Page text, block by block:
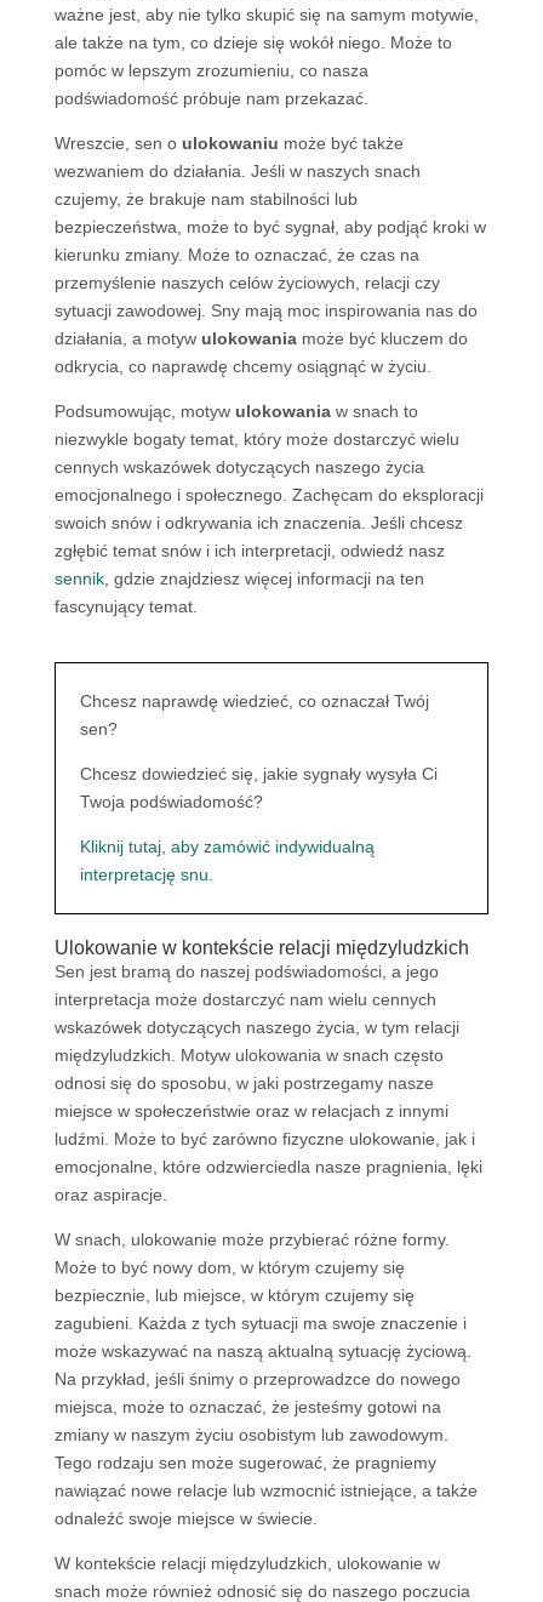
ważne jest, aby nie tylko skupić się na samym motywie,
ale także na tym, co dzieje się wokół niego. Może to
pomóc w lepszym zrozumieniu, co nasza
podświadomość próbuje nam przekazać.
Wreszcie, sen o ulokowaniu może być także
wezwaniem do działania. Jeśli w naszych snach
czujemy, że brakuje nam stabilności lub
bezpieczeństwa, może to być sygnał, aby podjąć kroki w
kierunku zmiany. Może to oznaczać, że czas na
przemyślenie naszych celów życiowych, relacji czy
sytuacji zawodowej. Sny mają moc inspirowania nas do
działania, a motyw ulokowaniamoże być kluczem do
odkrycia, co naprawdę chcemy osiągnąć w życiu.
Podsumowując, motyw ulokowaniaw snach to
niezwykle bogaty temat, który może dostarczyć wielu
cennych wskazówek dotyczących naszego życia
emocjonalnego i społecznego. Zachęcam do eksploracji
swoich snów i odkrywania ich znaczenia. Jeśli chcesz
zgłębić temat snów i ich interpretacji, odwiedź nasz
sennik, gdzie znajdziesz więcej informacji na ten
fascynujący temat.
Chcesz naprawdę wiedzieć, co oznaczał Twój
sen?
Chcesz dowiedzieć się, jakie sygnały wysyła Ci
Twoja podświadomość?
Kliknij tutaj, aby zamówić indywidualną
interpretację snu.
Ulokowanie w kontekście relacji międzyludzkich
Sen jest bramą do naszej podświadomości, a jego
interpretacja może dostarczyć nam wielu cennych
wskazówek dotyczących naszego życia, w tym relacji
międzyludzkich. Motyw ulokowania w snach często
odnosi się do sposobu, w jaki postrzegamy nasze
miejsce w społeczeństwie oraz w relacjach z innymi
ludźmi. Może to być zarówno fizyczne ulokowanie, jak i
emocjonalne, które odzwierciedla nasze pragnienia, lęki
oraz aspiracje.
W snach, ulokowanie może przybierać różne formy.
Może to być nowy dom, w którym czujemy się
bezpiecznie, lub miejsce, w którym czujemy się
zagubieni. Każda z tych sytuacji ma swoje znaczenie i
może wskazywać na naszą aktualną sytuację życiową.
Na przykład, jeśli śnimy o przeprowadzce do nowego
miejsca, może to oznaczać, że jesteśmy gotowi na
zmiany w naszym życiu osobistym lub zawodowym.
Tego rodzaju sen może sugerować, że pragniemy
nawiązać nowe relacje lub wzmocnić istniejące, a także
odnaleźć swoje miejsce w świecie.
W kontekście relacji międzyludzkich, ulokowanie w
snach może również odnosić się do naszego poczucia